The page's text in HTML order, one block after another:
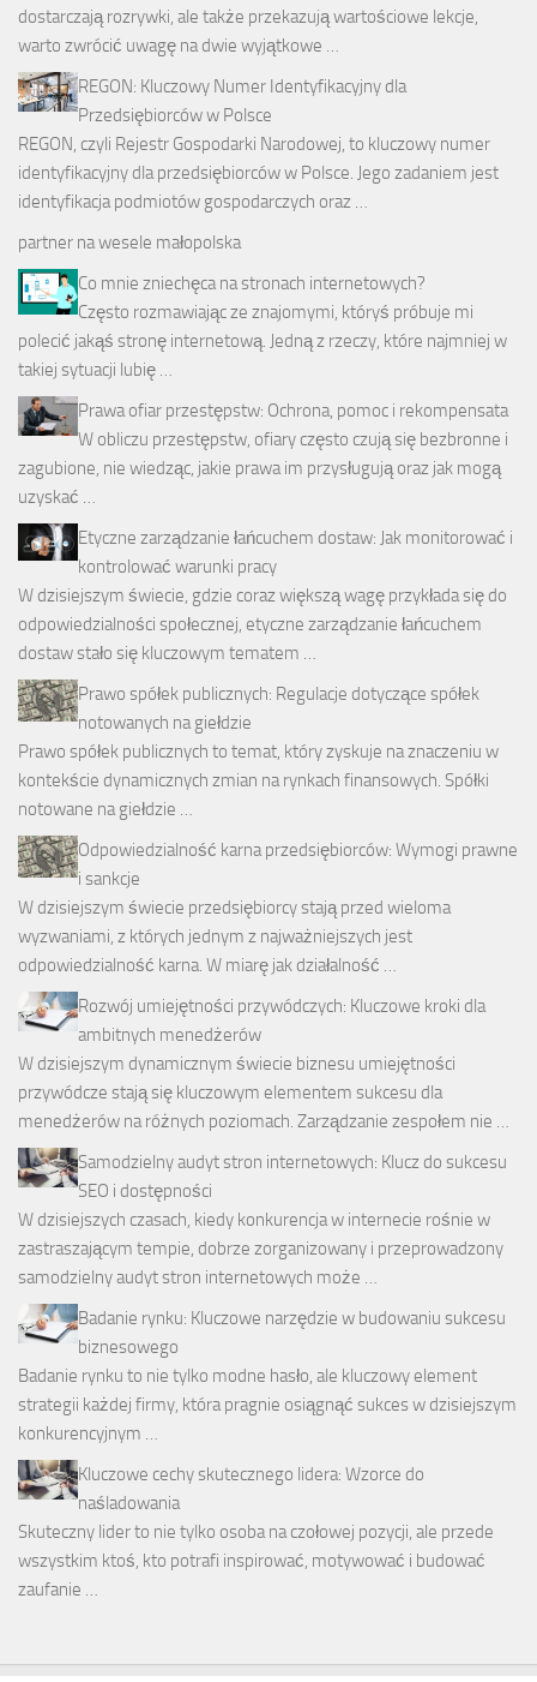
dostarczają rozrywki, ale także przekazują wartościowe lekcje,
warto zwrócić uwagę na dwie wyjątkowe …
REGON: Kluczowy Numer Identyfikacyjny dla
Przedsiębiorców w Polsce
REGON, czyli Rejestr Gospodarki Narodowej, to kluczowy numer
identyfikacyjny dla przedsiębiorców w Polsce. Jego zadaniem jest
identyfikacja podmiotów gospodarczych oraz …
partner na wesele małopolska
Co mnie zniechęca na stronach internetowych?
Często rozmawiając ze znajomymi, któryś próbuje mi
polecić jakąś stronę internetową. Jedną z rzeczy, które najmniej w
takiej sytuacji lubię …
Prawa ofiar przestępstw: Ochrona, pomoc i rekompensata
W obliczu przestępstw, ofiary często czują się bezbronne i
zagubione, nie wiedząc, jakie prawa im przysługują oraz jak mogą
uzyskać …
Etyczne zarządzanie łańcuchem dostaw: Jak monitorować i
kontrolować warunki pracy
W dzisiejszym świecie, gdzie coraz większą wagę przykłada się do
odpowiedzialności społecznej, etyczne zarządzanie łańcuchem
dostaw stało się kluczowym tematem …
Prawo spółek publicznych: Regulacje dotyczące spółek
notowanych na giełdzie
Prawo spółek publicznych to temat, który zyskuje na znaczeniu w
kontekście dynamicznych zmian na rynkach finansowych. Spółki
notowane na giełdzie …
Odpowiedzialność karna przedsiębiorców: Wymogi prawne
i sankcje
W dzisiejszym świecie przedsiębiorcy stają przed wieloma
wyzwaniami, z których jednym z najważniejszych jest
odpowiedzialność karna. W miarę jak działalność …
Rozwój umiejętności przywódczych: Kluczowe kroki dla
ambitnych menedżerów
W dzisiejszym dynamicznym świecie biznesu umiejętności
przywódcze stają się kluczowym elementem sukcesu dla
menedżerów na różnych poziomach. Zarządzanie zespołem nie …
Samodzielny audyt stron internetowych: Klucz do sukcesu
SEO i dostępności
W dzisiejszych czasach, kiedy konkurencja w internecie rośnie w
zastraszającym tempie, dobrze zorganizowany i przeprowadzony
samodzielny audyt stron internetowych może …
Badanie rynku: Kluczowe narzędzie w budowaniu sukcesu
biznesowego
Badanie rynku to nie tylko modne hasło, ale kluczowy element
strategii każdej firmy, która pragnie osiągnąć sukces w dzisiejszym
konkurencyjnym …
Kluczowe cechy skutecznego lidera: Wzorce do
naśladowania
Skuteczny lider to nie tylko osoba na czołowej pozycji, ale przede
wszystkim ktoś, kto potrafi inspirować, motywować i budować
zaufanie …